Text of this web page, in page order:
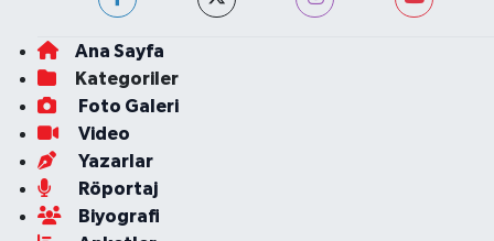
Ana Sayfa
Kategoriler
Foto Galeri
Video
Yazarlar
Röportaj
Biyografi